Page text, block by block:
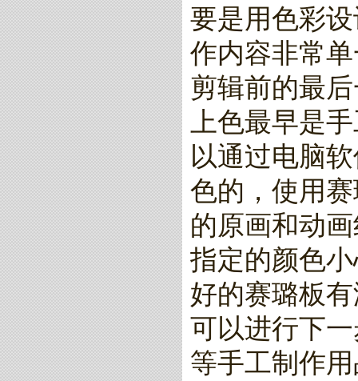
要是用色彩
作内容非常
剪辑前的最
上色最早是
以通过电脑
色的，使用
的原画和动
指定的颜色
好的赛璐板
可以进行下
等手工制作